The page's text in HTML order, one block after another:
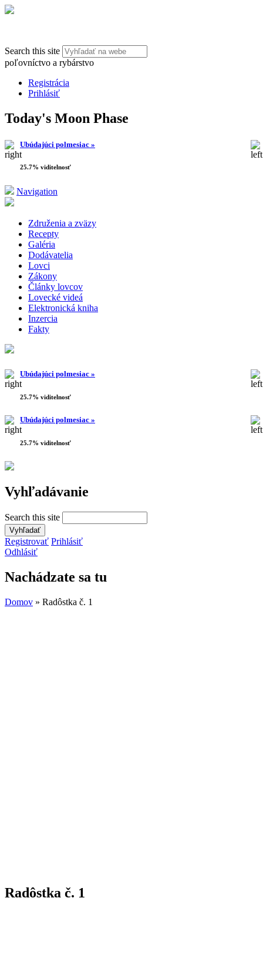
Search this site
poľovníctvo a rybárstvo
Registrácia
Prihlásiť
Today's Moon Phase
Ubúdajúci polmesiac »
25.7% viditelnosť
Navigation
Združenia a zväzy
Recepty
Galéria
Dodávatelia
Lovci
Zákony
Články lovcov
Lovecké videá
Elektronická kniha
Inzercia
Fakty
Ubúdajúci polmesiac »
25.7% viditelnosť
Ubúdajúci polmesiac »
25.7% viditelnosť
Vyhľadávanie
Search this site
Registrovať Prihlásiť
Odhlásiť
Nachádzate sa tu
Domov » Radôstka č. 1
Radôstka č. 1